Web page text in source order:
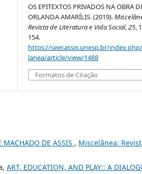
OS EPITEXTOS PRIVADOS NA OBRA
ORLANDA AMARÍLIS. (2019).
Revista de Literatura e Vida Social,25,
154.
https://seer.assis.unesp.br/
lanea/article/view/1488
Formatos de Citação
MACHADO DE ASSIS , Miscelânea:
ART, EDUCATION, AND PLAY:: A